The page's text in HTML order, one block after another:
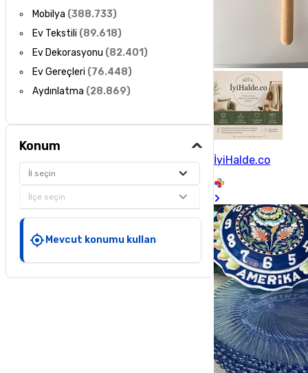
Mobilya (388.733)
Ev Tekstili (89.618)
Ev Dekorasyonu (82.401)
Ev Gereçleri (76.448)
Aydınlatma (28.869)
Konum
İl seçin
İlçe seçin
Mevcut konumu kullan
İyiHalde.co